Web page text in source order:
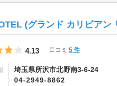
(グランド カリビアン
5つ星のうち4
4.13 口コミ 5 件
埼玉県所沢市北野南3-6-24
04-2949-8862